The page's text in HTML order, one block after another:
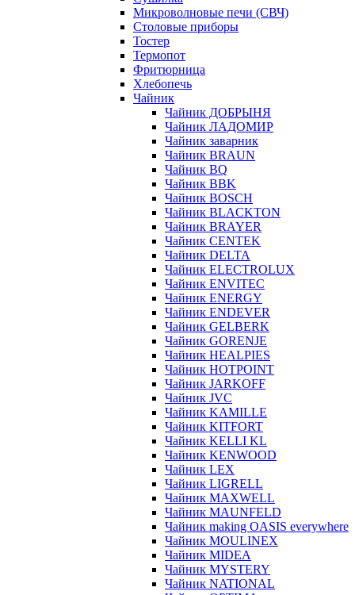
Микроволновые печи (СВЧ)
Столовые приборы
Тостер
Термопот
Фритюрница
Хлебопечь
Чайник
Чайник ДОБРЫНЯ
Чайник ЛАДОМИР
Чайник заварник
Чайник BRAUN
Чайник BQ
Чайник BBK
Чайник BOSCH
Чайник BLACKTON
Чайник BRAYER
Чайник CENTEK
Чайник DELTA
Чайник ELECTROLUX
Чайник ENVITEC
Чайник ENERGY
Чайник ENDEVER
Чайник GELBERK
Чайник GORENJE
Чайник HEALPIES
Чайник HOTPOINT
Чайник JARKOFF
Чайник JVC
Чайник KAMILLE
Чайник KITFORT
Чайник KELLI KL
Чайник KENWOOD
Чайник LEX
Чайник LIGRELL
Чайник MAXWELL
Чайник MAUNFELD
Чайник making OASIS everywhere
Чайник MOULINEX
Чайник MIDEA
Чайник MYSTERY
Чайник NATIONAL